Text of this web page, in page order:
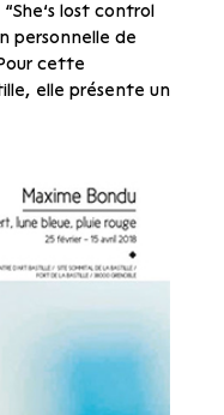
lost control
personnelle de
cette
elle présente un